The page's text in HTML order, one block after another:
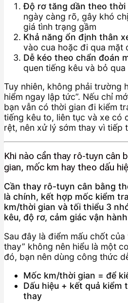
Độ rơ tăng dần theo thời
ngày càng rõ, gây khó
giá tình trạng gầm
Khả năng ổn định thân
vào cua hoặc đi qua mặt
Dễ kéo theo chẩn đoán
quen tiếng kêu và bỏ
Tuy nhiên, không phải trường
hiểm ngay lập tức”. Nếu chỉ
bạn vẫn có thời gian đi kiểm
tiếng kêu to, liên tục và xe có
rệt, nên xử lý sớm thay vì tiếp
Khi nào cần thay rô-tuyn cân
gian, mốc km hay theo dấu
Cần thay rô-tuyn cân bằng
là chính, kết hợp mốc kiểm
km/thời gian và tối thiểu 3
kêu, độ rơ, cảm giác vận
Sau đây là điểm mấu chốt
thay” không nên hiểu là một
đó, bạn nên dùng công thức
Mốc km/thời gian = để
Dấu hiệu + kết quả kiểm
thay